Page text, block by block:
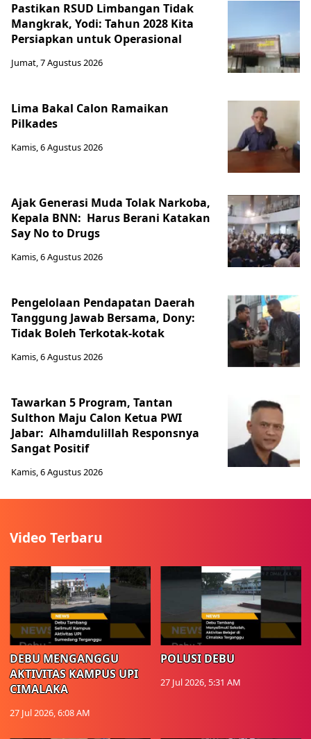
Pastikan RSUD Limbangan Tidak
Mangkrak, Yodi: Tahun 2028 Kita
Persiapkan untuk Operasional
Jumat, 7 Agustus 2026
Lima Bakal Calon Ramaikan
Pilkades
Kamis, 6 Agustus 2026
Ajak Generasi Muda Tolak Narkoba,
Kepala BNN: Harus Berani Katakan
Say No to Drugs
Kamis, 6 Agustus 2026
Pengelolaan Pendapatan Daerah
Tanggung Jawab Bersama, Dony:
Tidak Boleh Terkotak-kotak
Kamis, 6 Agustus 2026
Tawarkan 5 Program, Tantan
Sulthon Maju Calon Ketua PWI
Jabar: Alhamdulillah Responsnya
Sangat Positif
Kamis, 6 Agustus 2026
Video Terbaru
DEBU MENGANGGU
AKTIVITAS KAMPUS UPI
CIMALAKA
27 Jul 2026, 6:08 AM
POLUSI DEBU
27 Jul 2026, 5:31 AM